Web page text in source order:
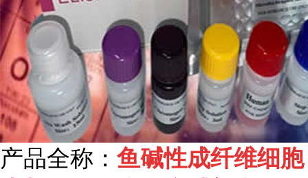
产品全称： 鱼碱性成纤维细胞